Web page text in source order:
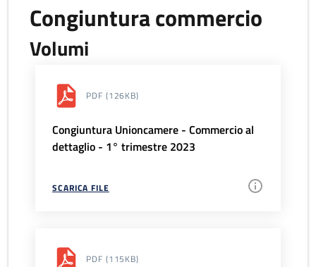
Congiuntura commercio
Volumi
PDF (126KB)
Congiuntura Unioncamere - Commercio al
dettaglio - 1° trimestre 2023
SCARICA FILE
PDF (115KB)